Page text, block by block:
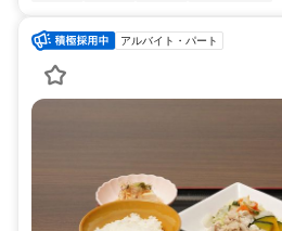
アルバイト・パート